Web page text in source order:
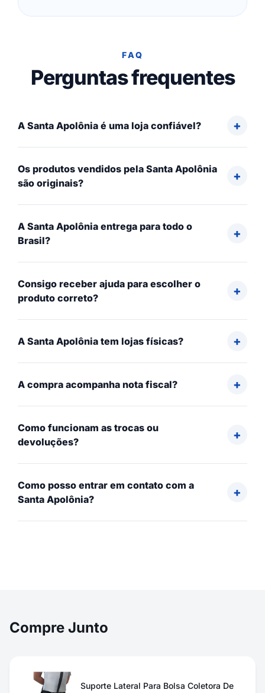
FAQ
Perguntas frequentes
A Santa Apolônia é uma loja confiável?
Os produtos vendidos pela Santa Apolônia
são originais?
A Santa Apolônia entrega para todo o
Brasil?
Consigo receber ajuda para escolher o
produto correto?
A Santa Apolônia tem lojas físicas?
A compra acompanha nota fiscal?
Como funcionam as trocas ou
devoluções?
Como posso entrar em contato com a
Santa Apolônia?
Compre Junto
Suporte Lateral Para Bolsa Coletora De